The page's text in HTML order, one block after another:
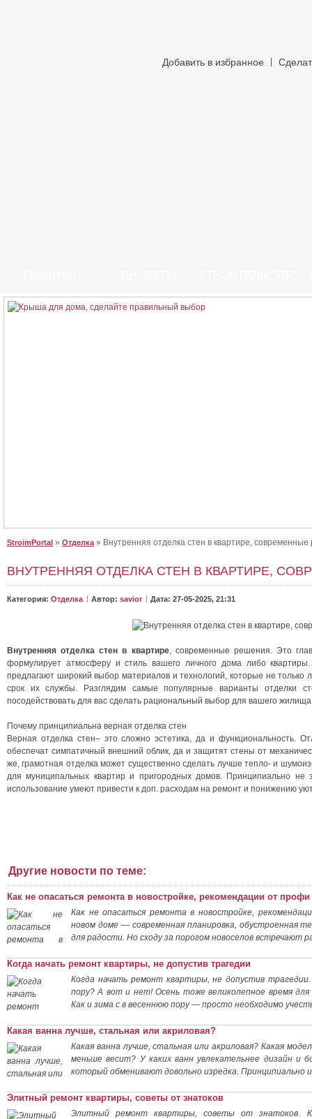
Добавить в избранное
StroimPortal » Отделка» Внутренняя отделка стен в квартире,
ВНУТРЕННЯЯ ОТДЕЛКА СТЕН В КВАРТИРЕ,
Категория: Отделка Автор: savior Дата: 27-05-2025, 21:31
Внутренняя отделка стен в квартире, современные решения. Это
формулирует атмосферу и стиль вашего личного дома либо
предлагают широкий выбор материалов и технологий, которые не
срок их службы. Разглядим самые популярные варианты отделки
посодействовать для вас сделать рациональный выбор для вашего
Почему принципиальна верная отделка стен
Верная отделка стен– это сложно эстетика, да и функциональность.
обеспечат симпатичный внешний облик, да и защитят стены от
же, грамотная отделка может существенно сделать лучше тепло- и
для муниципальных квартир и пригородных домов. Принципиально
использование умеют привести к доп. расходам на ремонт и понижению
Другие новости по теме:
Как не опасаться ремонта в новостройке, рекомендации от профи
Как не опасаться ремонта в новостройке,
новом доме — современная планировка, обустроенная
для радости. Но сходу за порогом новоселов встречают
Когда начать ремонт квартиры, не допустив трагедии
Когда начать ремонт квартиры, не допустив
пору? А вот и нет! Осень тоже великолепное время
Как и зима с в весеннюю пору — просто необходимо
Какая ванна лучше, стальная или акриловая?
Какая ванна лучше, стальная или акриловая? Какая
меньше весит? У каких ванн увлекательнее дизайн
который обменивают довольно изредка. Принципиально
Элитный ремонт квартиры, советы от знатоков
Элитный ремонт квартиры, советы от знатоков.